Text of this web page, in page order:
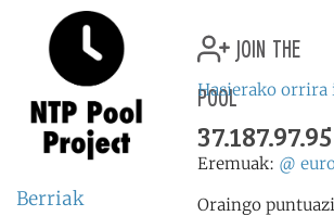
Berriak
join the
pool
Hasierako
37.187.97.95
Eremuak: @
Oraingo